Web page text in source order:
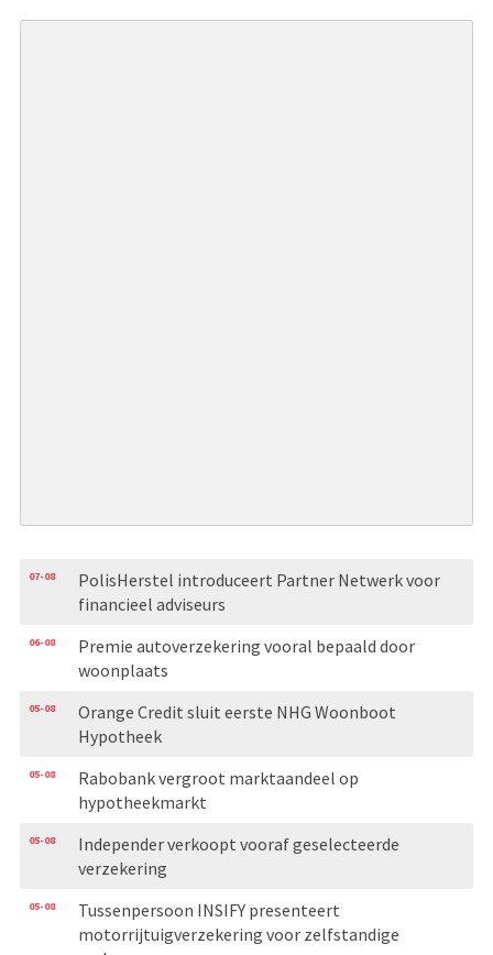
07-08
PolisHerstel introduceert Partner Netwerk voor
financieel adviseurs
06-08
Premie autoverzekering vooral bepaald door
woonplaats
05-08
Orange Credit sluit eerste NHG Woonboot
Hypotheek
05-08
Rabobank vergroot marktaandeel op
hypotheekmarkt
05-08
Independer verkoopt vooraf geselecteerde
verzekering
05-08
Tussenpersoon INSIFY presenteert
motorrijtuigverzekering voor zelfstandige